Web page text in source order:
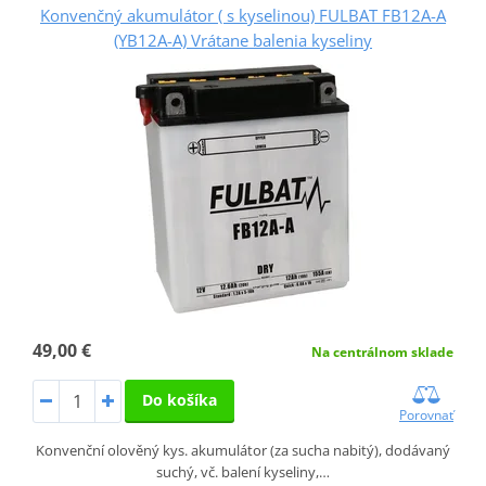
Konvenčný akumulátor ( s kyselinou) FULBAT FB12A-A
(YB12A-A) Vrátane balenia kyseliny
49,00 € Na centrálnom sklade
Do košíka
Porovnať
Konvenční olověný kys. akumulátor (za sucha nabitý), dodávaný
suchý, vč. balení kyseliny,…